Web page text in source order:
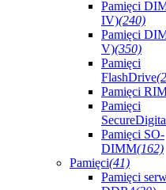
Pamięci
IV)(240)
Pamięci
V)(350)
Pamięci
FlashDrive
Pamięci
Pamięci
Pamięci SO-
DIMM(162)
Pamięci(41)
Pamięci